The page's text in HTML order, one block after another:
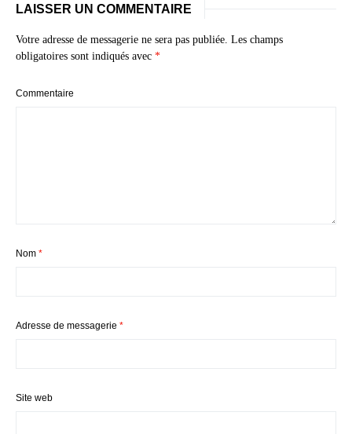
LAISSER UN COMMENTAIRE
Votre adresse de messagerie ne sera pas publiée. Les champs
obligatoires sont indiqués avec *
Commentaire
Nom *
Adresse de messagerie *
Site web